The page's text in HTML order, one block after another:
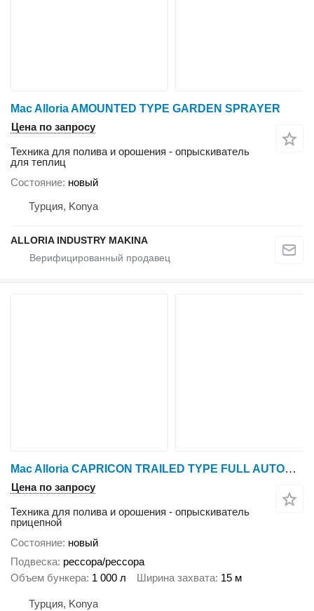
Mac Alloria AMOUNTED TYPE GARDEN SPRAYER
Цена по запросу
Техника для полива и орошения - опрыскиватель
для теплиц
Состояние новый
Турция, Konya
ALLORIA INDUSTRY MAKINA
Mac Alloria CAPRICON TRAILED TYPE FULL AUTOMATIC FIELD SPRAYER MODELS
Цена по запросу
Техника для полива и орошения - опрыскиватель
прицепной
Состояние новый
Подвеска рессора/рессора
Объем бункера 1 000 л Ширина захвата 15 м
Турция, Konya